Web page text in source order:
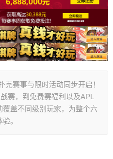
克赛事与限时活动同步开启！
赛，到免费赛福利以及APL
盖不同级别玩家，为整个六
。